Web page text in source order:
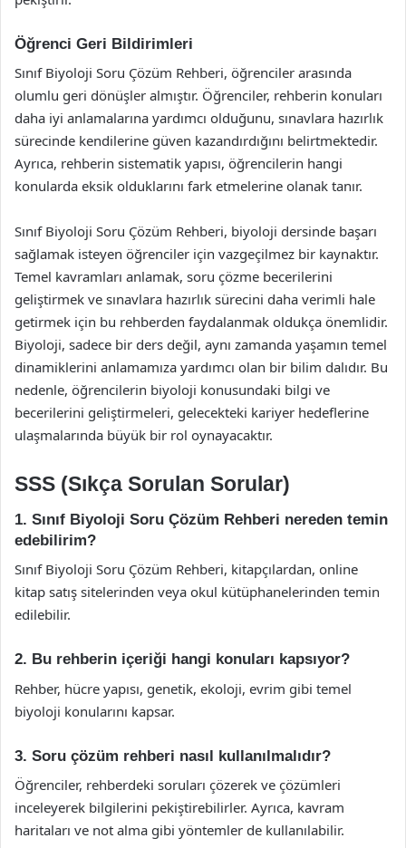
Öğrenci Geri Bildirimleri
Sınıf Biyoloji Soru Çözüm Rehberi, öğrenciler arasında
olumlu geri dönüşler almıştır. Öğrenciler, rehberin konuları
daha iyi anlamalarına yardımcı olduğunu, sınavlara hazırlık
sürecinde kendilerine güven kazandırdığını belirtmektedir.
Ayrıca, rehberin sistematik yapısı, öğrencilerin hangi
konularda eksik olduklarını fark etmelerine olanak tanır.
Sınıf Biyoloji Soru Çözüm Rehberi, biyoloji dersinde başarı
sağlamak isteyen öğrenciler için vazgeçilmez bir kaynaktır.
Temel kavramları anlamak, soru çözme becerilerini
geliştirmek ve sınavlara hazırlık sürecini daha verimli hale
getirmek için bu rehberden faydalanmak oldukça önemlidir.
Biyoloji, sadece bir ders değil, aynı zamanda yaşamın temel
dinamiklerini anlamamıza yardımcı olan bir bilim dalıdır. Bu
nedenle, öğrencilerin biyoloji konusundaki bilgi ve
becerilerini geliştirmeleri, gelecekteki kariyer hedeflerine
ulaşmalarında büyük bir rol oynayacaktır.
SSS (Sıkça Sorulan Sorular)
1. Sınıf Biyoloji Soru Çözüm Rehberi nereden temin
edebilirim?
Sınıf Biyoloji Soru Çözüm Rehberi, kitapçılardan, online
kitap satış sitelerinden veya okul kütüphanelerinden temin
edilebilir.
2. Bu rehberin içeriği hangi konuları kapsıyor?
Rehber, hücre yapısı, genetik, ekoloji, evrim gibi temel
biyoloji konularını kapsar.
3. Soru çözüm rehberi nasıl kullanılmalıdır?
Öğrenciler, rehberdeki soruları çözerek ve çözümleri
inceleyerek bilgilerini pekiştirebilirler. Ayrıca, kavram
haritaları ve not alma gibi yöntemler de kullanılabilir.